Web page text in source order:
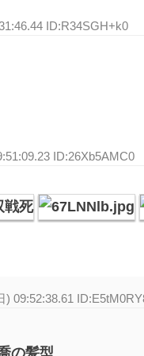
ID:R34SGH+k0
ID:26Xb5AMC0
) 09:52:38.61
の髪型